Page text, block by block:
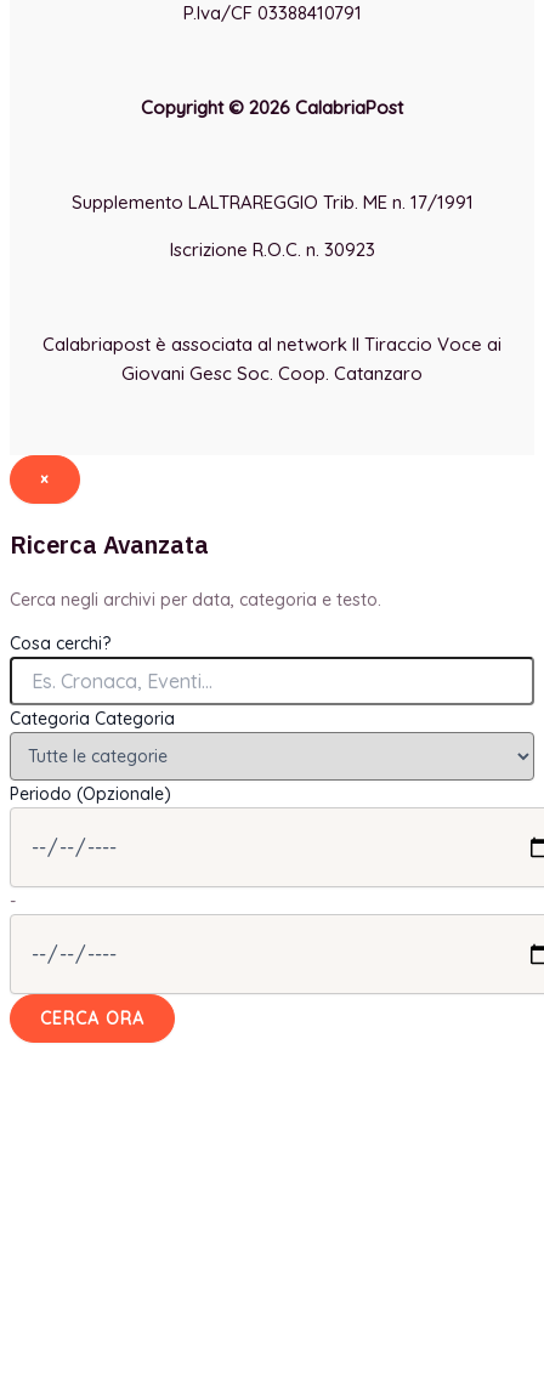
P.Iva/CF 03388410791
Copyright © 2026 CalabriaPost
Supplemento LALTRAREGGIO Trib. ME n. 17/1991
Iscrizione R.O.C. n. 30923
Calabriapost è associata al network Il Tiraccio Voce ai
Giovani Gesc Soc. Coop. Catanzaro
×
Ricerca Avanzata
Cerca negli archivi per data, categoria e testo.
Cosa cerchi?
Categoria Categoria
Periodo (Opzionale)
-
CERCA ORA